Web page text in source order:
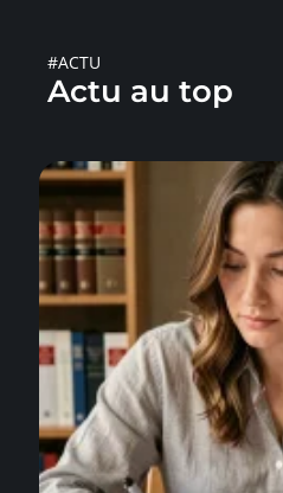
#ACTU
Actu au top